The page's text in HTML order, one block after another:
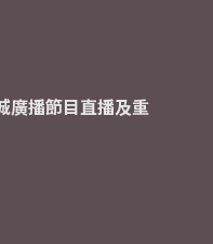
廣播節目直播及重